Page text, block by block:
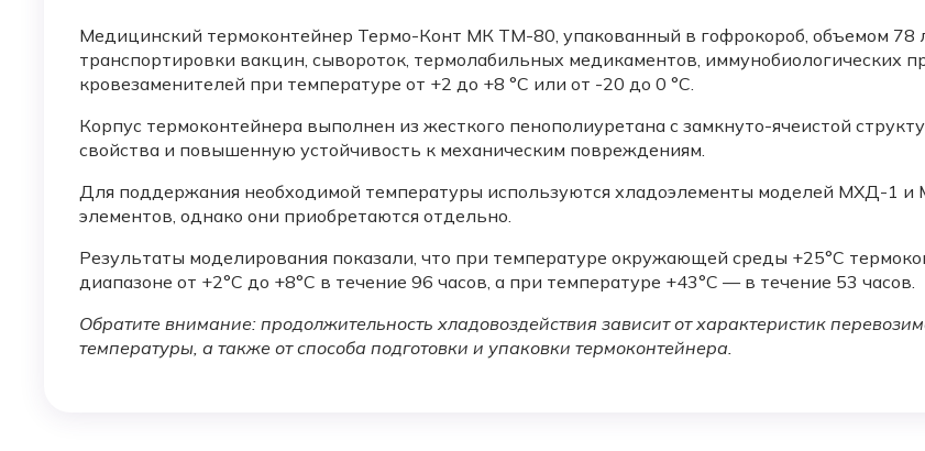
Медицинский термоконтейнер Термо-Конт МК ТМ-80, упакованный в гофрокороб, объемом 78
транспортировки вакцин, сывороток, термолабильных медикаментов, иммунобиологических
кровезаменителей при температуре от +2 до +8 °C или от -20 до 0 °C.
Корпус термоконтейнера выполнен из жесткого пенополиуретана с замкнуто-ячеистой
свойства и повышенную устойчивость к механическим повреждениям.
Для поддержания необходимой температуры используются хладоэлементы моделей МХД-1 и
элементов, однако они приобретаются отдельно.
Результаты моделирования показали, что при температуре окружающей среды +25°C
диапазоне от +2°C до +8°C в течение 96 часов, а при температуре +43°C — в течение 53 часов.
Обратите внимание: продолжительность хладовоздействия зависит от характеристик
температуры, а также от способа подготовки и упаковки термоконтейнера.